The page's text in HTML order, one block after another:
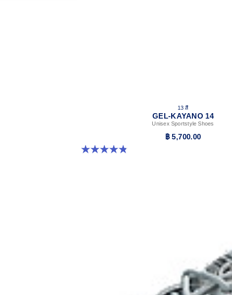
13 สี
GEL-KAYANO 14
Unisex Sportstyle Shoes
฿ 5,700.00
4.8 จาก 5 ดาว 1721 รีวิว